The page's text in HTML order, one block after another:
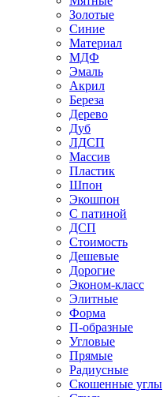
Золотые
Синие
Материал
МДФ
Эмаль
Акрил
Береза
Дерево
Дуб
ЛДСП
Массив
Пластик
Шпон
Экошпон
С патиной
ДСП
Стоимость
Дешевые
Дорогие
Эконом-класс
Элитные
Форма
П-образные
Угловые
Прямые
Радиусные
Скошенные углы